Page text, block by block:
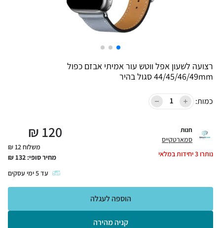
רצועה לשעון אפל ווטש עור אמיתי אבזם כפול
44/45/46/49mm סגול בהיר
כמות:
חנות
סמארטקייס
נותרו3יחידות במלאי
120
₪
משלוח 12 ₪
מחיר סופי: 132
₪
עד5ימי עסקים
קניה מהירה
הוספה לעגלה